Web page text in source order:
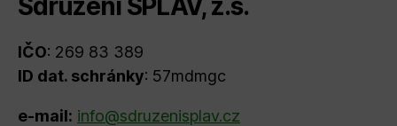
IČO: 269 83 389
ID dat. schránky: 57mdmgc
e-mail: info@sdruzenisplav.cz